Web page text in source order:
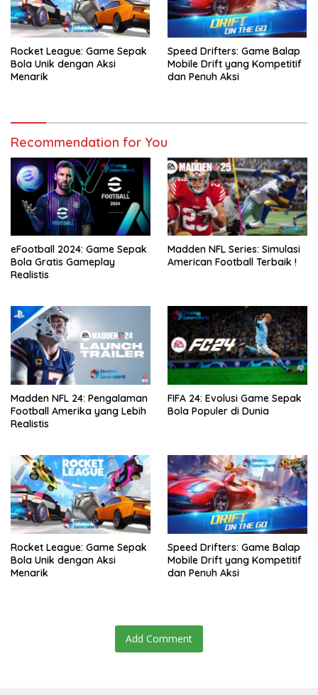
Rocket League: Game Sepak
Bola Unik dengan Aksi
Menarik
Speed Drifters: Game Balap
Mobile Drift yang Kompetitif
dan Penuh Aksi
Recommendation for You
eFootball 2024: Game Sepak
Bola Gratis Gameplay
Realistis
Madden NFL Series: Simulasi
American Football Terbaik !
Madden NFL 24: Pengalaman
Football Amerika yang Lebih
Realistis
FIFA 24: Evolusi Game Sepak
Bola Populer di Dunia
Rocket League: Game Sepak
Bola Unik dengan Aksi
Menarik
Speed Drifters: Game Balap
Mobile Drift yang Kompetitif
dan Penuh Aksi
Add Comment